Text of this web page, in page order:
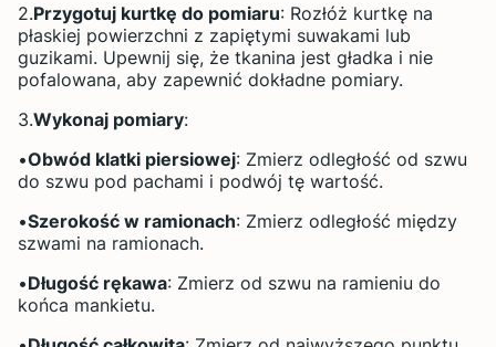
2.Przygotuj kurtkę do pomiaru: Rozłóż kurtkę na
płaskiej powierzchni z zapiętymi suwakami lub
guzikami. Upewnij się, że tkanina jest gładka i nie
pofalowana, aby zapewnić dokładne pomiary.
3.Wykonaj pomiary:
•Obwód klatki piersiowej: Zmierz odległość od szwu
do szwu pod pachami i podwój tę wartość.
•Szerokość w ramionach: Zmierz odległość między
szwami na ramionach.
•Długość rękawa: Zmierz od szwu na ramieniu do
końca mankietu.